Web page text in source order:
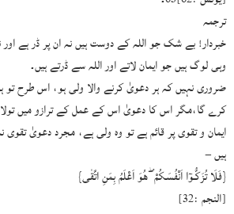
ترجمہ
خبردار! بے شک جو اللہ کے دوست ہیں نہ ان پر ڈر ہے
وہی لوگ ہیں جو ایمان لاتے اور اللہ سے ڈرتے ہیں۔
ضروری نہیں کہ ہر دعویٰ کرنے والا ولی ہو، اس طرح
کرے گا،مگر اس کا دعویٰ اس کے عمل کے ترازو میں
ایمان و تقوی پر قائم ہے تو وہ ولی ہے، مجرد دعویٰ تقوی
ہیں –
{فَلَا تُزَكُّـوٓا اَنْفُسَكُمْ ۖ هُوَ اَعْلَمُ بِمَنِ اتَّقٰى}
[النجم :32]